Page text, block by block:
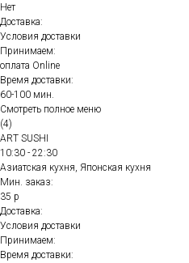
Нет
Доставка:
Условия доставки
Принимаем:
оплата Online
Время доставки:
60-100 мин.
Смотреть полное меню
(4)
ART SUSHI
10:30 - 22:30
Азиатская кухня, Японская кухня
Мин. заказ:
35 р
Доставка:
Условия доставки
Принимаем:
Время доставки: